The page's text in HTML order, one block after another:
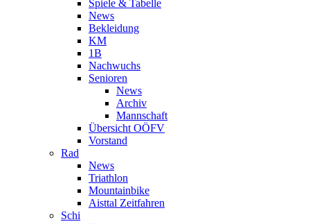
Spiele & Tabelle
News
Bekleidung
KM
1B
Nachwuchs
Senioren
News
Archiv
Mannschaft
Übersicht OÖFV
Vorstand
Rad
News
Triathlon
Mountainbike
Aisttal Zeitfahren
Schi